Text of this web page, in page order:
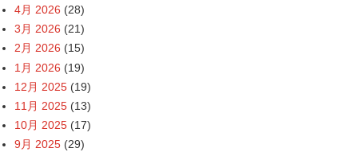
4月 2026 (28)
3月 2026 (21)
2月 2026 (15)
1月 2026 (19)
12月 2025 (19)
11月 2025 (13)
10月 2025 (17)
9月 2025 (29)